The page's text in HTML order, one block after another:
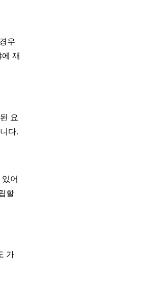
우
재
요
다.
어
할
가